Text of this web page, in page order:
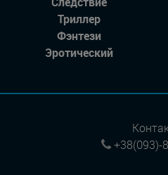
Триллер
Фэнтези
Эротический
+38(093)-